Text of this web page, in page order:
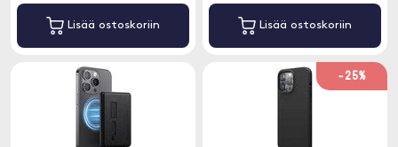
Lisää ostoskoriin Lisää ostoskoriin
-25%